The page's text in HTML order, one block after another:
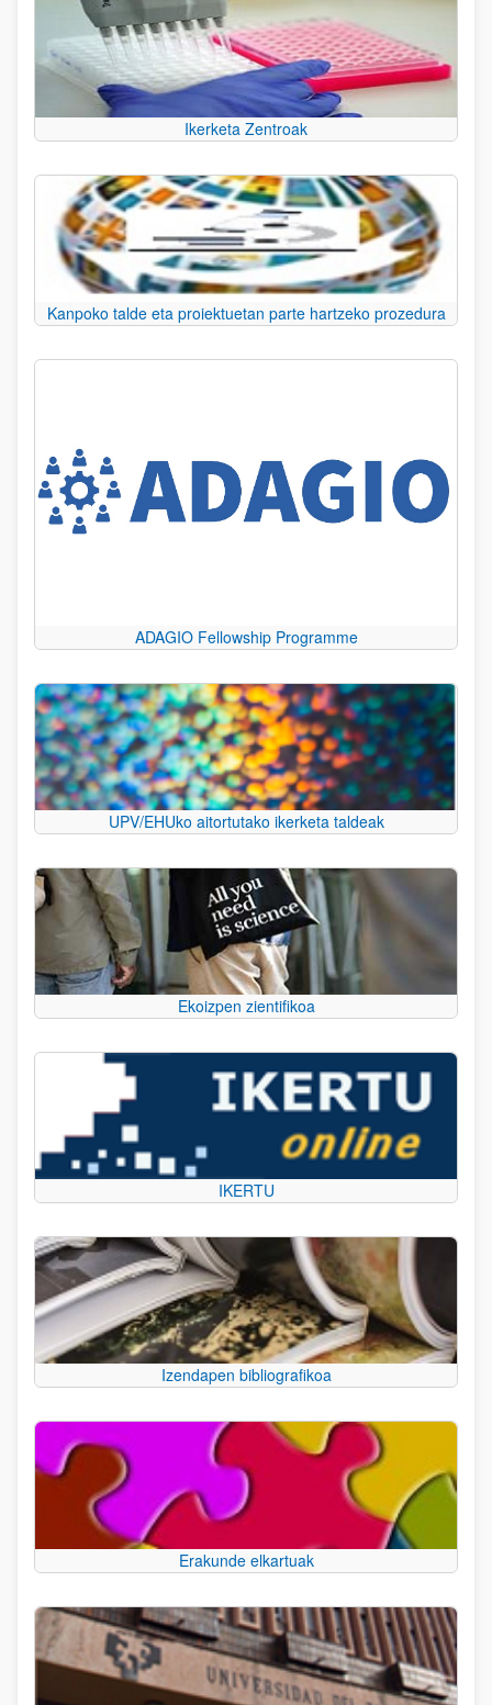
Ikerketa Zentroak
Kanpoko talde eta proiektuetan parte hartzeko prozedura
ADAGIO Fellowship Programme
UPV/EHUko aitortutako ikerketa taldeak
Ekoizpen zientifikoa
IKERTU
Izendapen bibliografikoa
Erakunde elkartuak